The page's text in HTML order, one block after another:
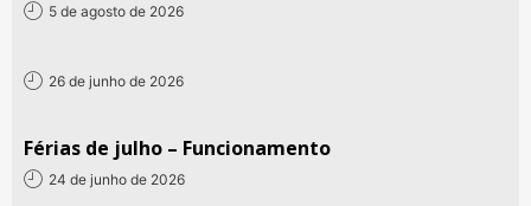
5 de agosto de 2026
26 de junho de 2026
Férias de julho – Funcionamento
24 de junho de 2026